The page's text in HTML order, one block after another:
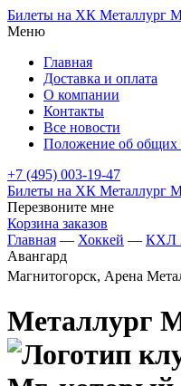
Билеты на ХК Металлург
Меню
Главная
Доставка и оплата
О компании
Контакты
Все новости
Положение об общих
+7 (495) 003-19-47
Билеты на ХК Металлург
Перезвоните мне
Корзина заказов
Главная — Хоккей — КХЛ
Авангард
Магнитогорск, Арена
Металлург